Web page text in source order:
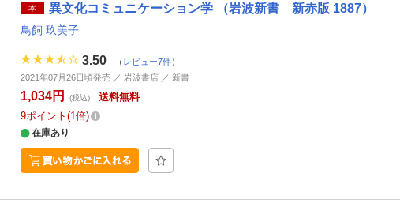
本 異文化コミュニケーション学 （岩波新書 新赤版 1887）
鳥飼 玖美子
3.50 （ レビュー7件）
2021年07月26日頃発売 ／ 岩波書店 ／ 新書
1,034円 (税込)
送料無料
9ポイント 1倍
在庫あり